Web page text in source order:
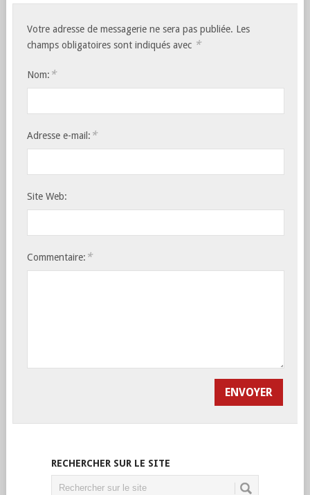
Votre adresse de messagerie ne sera pas publiée. Les
champs obligatoires sont indiqués avec *
Nom: *
Adresse e-mail: *
Site Web:
Commentaire: *
RECHERCHER SUR LE SITE